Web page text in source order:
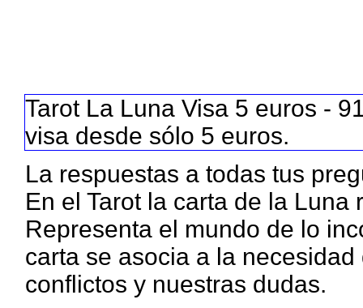
Tarot La Luna Visa 5 euros -
visa desde sólo 5 euros.
La respuestas a todas tus
En el Tarot la carta de la
Representa el mundo de lo
carta se asocia a la
conflictos y nuestras dudas.